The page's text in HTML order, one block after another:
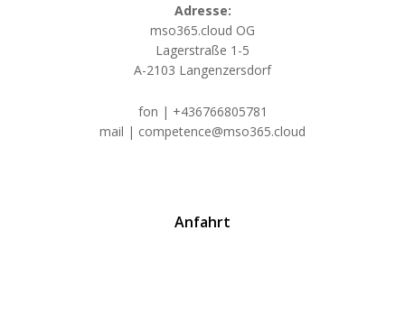
Adresse:
mso365.cloud OG
Lagerstraße 1-5
A-2103 Langenzersdorf
fon | +436766805781
mail | competence@mso365.cloud
Anfahrt